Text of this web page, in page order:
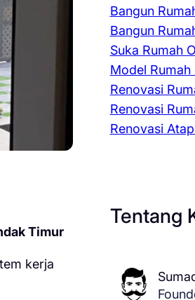
Timur
kerja
Bangun
Bangun
Suka Rumah
Model Rumah
Renovasi
Renovasi
Renovasi
Tentang